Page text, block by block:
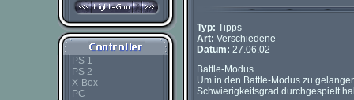
PS 1
PS 2
X-Box
PC
Typ: Tipps
Art: Verschiedene
Datum: 27.06.02
Battle-Modus
Um in den Battle-Modus zu
Schwierigkeitsgrad durchgespielt